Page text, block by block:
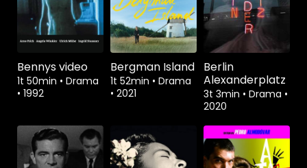
Bennys video
1t 50min • Drama
• 1992
Bergman Island
1t 52min • Drama
• 2021
Berlin
Alexanderplatz
3t 3min • Drama •
2020